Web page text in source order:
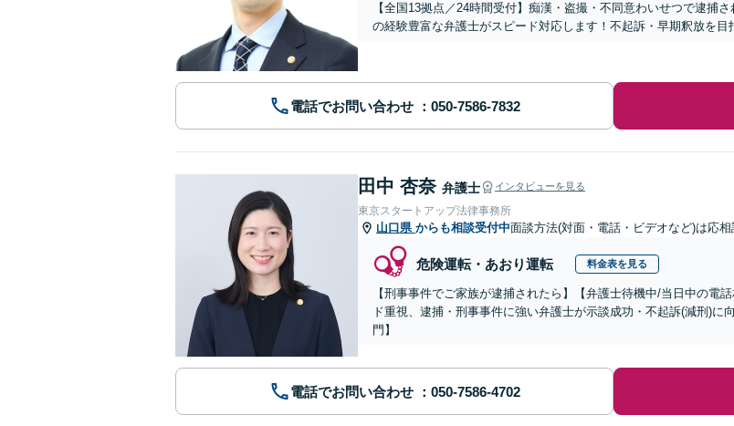
【全国13拠点／24時間受付】痴漢・盗撮・不同意わいせつで逮捕
の経験豊富な弁護士がスピード対応します！不起訴・早期釈放を目
電話でお問い合わせ
田中 杏奈 弁護士 インタビューを見る
東京スタートアップ法律事務所
山口県 からも相談受付中面談方法(対面・電話・ビデオなど)は応相
危険運転・あおり運転 料金表を見る
【刑事事件でご家族が逮捕されたら】【弁護士待機中/当日中の電
ド重視、逮捕・刑事事件に強い弁護士が示談成功・不起訴(減刑)
門】
電話でお問い合わせ